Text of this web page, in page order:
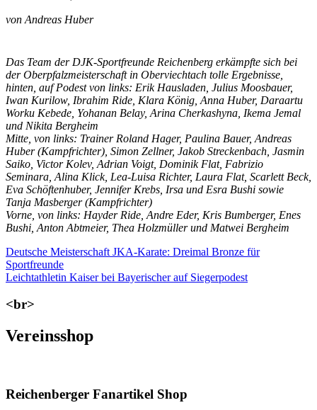
von Andreas Huber
Das Team der DJK-Sportfreunde Reichenberg erkämpfte sich bei
der Oberpfalzmeisterschaft in Oberviechtach tolle Ergebnisse,
hinten, auf Podest von links: Erik Hausladen, Julius Moosbauer,
Iwan Kurilow, Ibrahim Ride, Klara König, Anna Huber, Daraartu
Worku Kebede, Yohanan Belay, Arina Cherkashyna, Ikema Jemal
und Nikita Bergheim
Mitte, von links: Trainer Roland Hager, Paulina Bauer, Andreas
Huber (Kampfrichter), Simon Zellner, Jakob Streckenbach, Jasmin
Saiko, Victor Kolev, Adrian Voigt, Dominik Flat, Fabrizio
Seminara, Alina Klick, Lea-Luisa Richter, Laura Flat, Scarlett Beck,
Eva Schöftenhuber, Jennifer Krebs, Irsa und Esra Bushi sowie
Tanja Masberger (Kampfrichter)
Vorne, von links: Hayder Ride, Andre Eder, Kris Bumberger, Enes
Bushi, Anton Abtmeier, Thea Holzmüller und Matwei Bergheim
Beitragsnavigation
Vorheriger
Beitrag:
Deutsche Meisterschaft JKA-Karate: Dreimal Bronze für
Sportfreunde
Nächster
Leichtathletin Kaiser bei Bayerischer auf Siegerpodest
<br>
Vereinsshop
Reichenberger Fanartikel Shop